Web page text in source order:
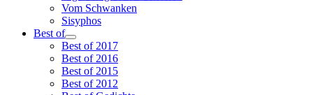
Vom Schwanken
Sisyphos
Best of
Best of 2017
Best of 2016
Best of 2015
Best of 2012